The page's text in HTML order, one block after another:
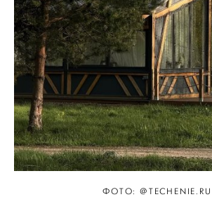
ФОТО: @TECHENIE.RU